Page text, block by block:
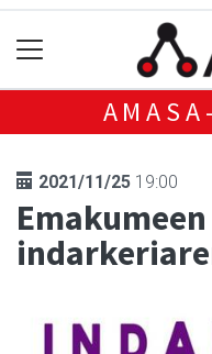
2021/11/25 19:00